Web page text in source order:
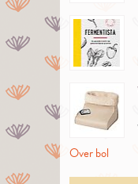
Over bol